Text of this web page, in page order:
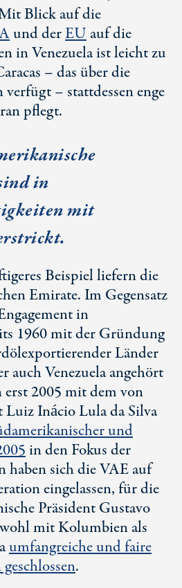
Blick auf die
und derEUauf die
in Venezuela ist leicht zu
– das über die
verfügt – stattdessen enge
pflegt.
in
mit
Beispiel liefern die
Emirate. Im Gegensatz
in
1960 mit der Gründung
Länder
auch Venezuela angehört
2005 mit dem von
Luiz Inácio Lula da Silva
und
in den Fokus der
haben sich die VAE auf
eingelassen, für die
Präsident Gustavo
mit Kolumbien als
umfangreiche und faire
.